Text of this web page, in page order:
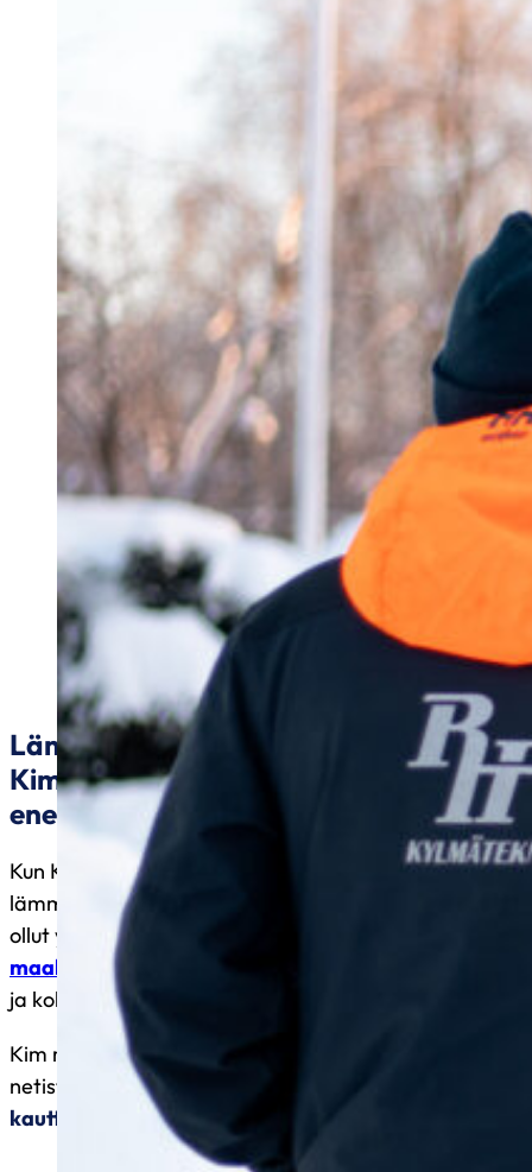
Lämmityskulut nousussa? Lue, miten
Kim Wanhatalo säästi rahaa ja
energiaa
Kun Kim Wanhatalo alkoi pohtia kodin
lämmitysjärjestelmän uusimista, hän huomasi, ettei
ollut yksin. Naapureilla oli jo käytössä
maalämpöpumppuja
ja kokemukset olivat positiivisia.
Kim ryhtyi selvittämään vaihtoehtoja ja etsi tietoa
netistä.
RH Kylmätekniikka Oy löytyi Googlen
kautta
, ja kiinnostus heräsi heti.